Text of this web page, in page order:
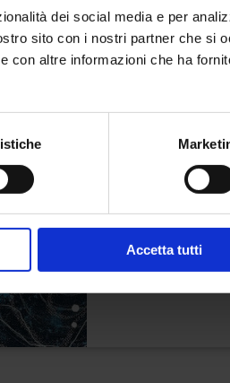
dei social media e per
sito con i nostri partner che si
con altre informazioni che ha
Accetta tutti